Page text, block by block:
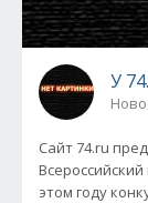
У
Сайт 74.ru
этом году